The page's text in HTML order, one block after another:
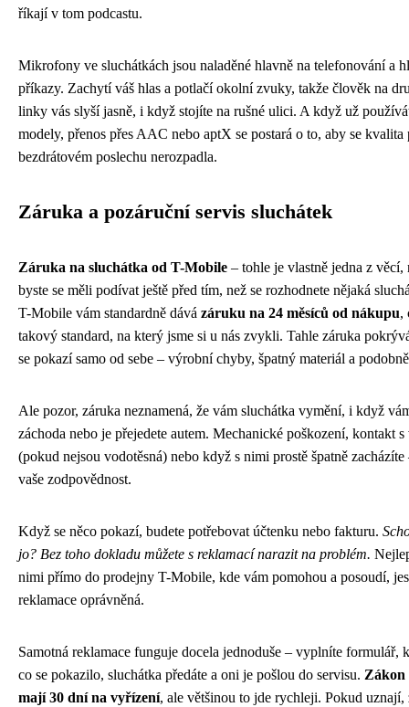
říkají v tom podcastu.
Mikrofony ve sluchátkách jsou naladěné hlavně na telefonování a
příkazy. Zachytí váš hlas a potlačí okolní zvuky, takže člověk na
linky vás slyší jasně, i když stojíte na rušné ulici. A když už
modely, přenos přes AAC nebo aptX se postará o to, aby se kvalita
bezdrátovém poslechu nerozpadla.
Záruka a pozáruční servis sluchátek
Záruka na sluchátka od T-Mobile – tohle je vlastně jedna z věcí,
byste se měli podívat ještě před tím, než se rozhodnete nějaká
T-Mobile vám standardně dává záruku na 24 měsíců od nákupu,
takový standard, na který jsme si u nás zvykli. Tahle záruka
se pokazí samo od sebe – výrobní chyby, špatný materiál a
Ale pozor, záruka neznamená, že vám sluchátka vymění, i když
záchoda nebo je přejedete autem. Mechanické poškození, kontakt
(pokud nejsou vodotěsná) nebo když s nimi prostě špatně zacházíte
vaše zodpovědnost.
Když se něco pokazí, budete potřebovat účtenku nebo fakturu.
jo? Bez toho dokladu můžete s reklamací narazit na problém.
nimi přímo do prodejny T-Mobile, kde vám pomohou a posoudí,
reklamace oprávněná.
Samotná reklamace funguje docela jednoduše – vyplníte formulář,
co se pokazilo, sluchátka předáte a oni je pošlou do servisu. Zákon
mají 30 dní na vyřízení, ale většinou to jde rychleji. Pokud uznají,